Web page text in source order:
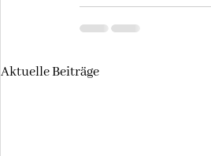
Aktuelle Beiträge